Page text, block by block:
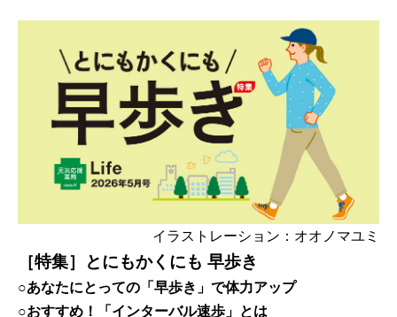
イラストレーション：オオノマユミ
［特集］とにもかくにも 早歩き
○あなたにとっての「早歩き」で体力アップ
○おすすめ！「インターバル速歩」とは